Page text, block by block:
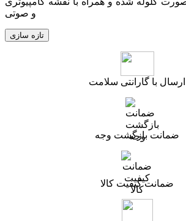
و صوتی
ارسال با گارانتی سلامت
ضمانت بازگشت وجه
ضمانت کیفیت کالا